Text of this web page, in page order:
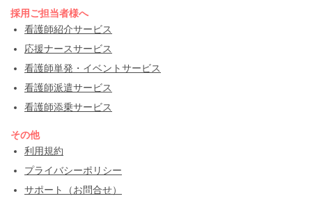
採用ご担当者様へ
看護師紹介サービス
応援ナースサービス
看護師単発・イベントサービス
看護師派遣サービス
看護師添乗サービス
その他
利用規約
プライバシーポリシー
サポート（お問合せ）